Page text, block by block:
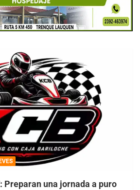
Preparan una jornada a puro